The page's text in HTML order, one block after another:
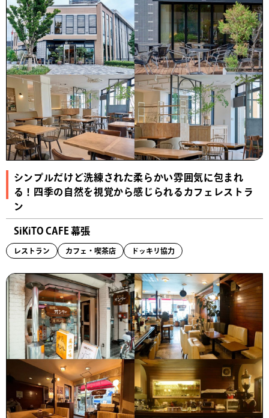
シンプルだけど洗練された柔らかい雰囲気に包まれ
る！四季の自然を視覚から感じられるカフェレストラ
ン
SiKiTO CAFE 幕張
レストラン カフェ・喫茶店 ドッキリ協力